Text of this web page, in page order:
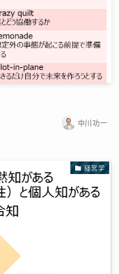
中川功一
経営学